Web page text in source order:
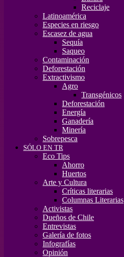
Reciclaje
Latinoamérica
Especies en riesgo
Escasez de agua
Sequía
Saqueo
Contaminación
Deforestación
Extractivismo
Agro
Transgénicos
Deforestación
Energía
Ganadería
Minería
Sobrepesca
SÓLO EN TR
Eco Tips
Ahorro
Huertos
Arte y Cultura
Críticas literarias
Columnas Literarias
Activistas
Dueños de Chile
Entrevistas
Galería de fotos
Infografías
Opinión